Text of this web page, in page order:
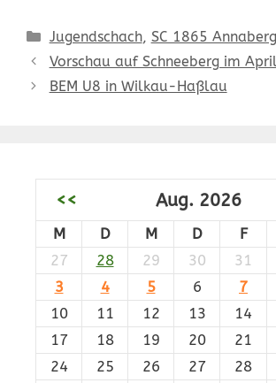
Kategorien
Jugendschach, SC 1865
Vorschau auf Schneeberg im
BEM U8 in Wilkau-Haßlau
<< Aug. 2026
M D M D F
27
28 29 30 31
3
4 5 6 7
10
11 12 13 14
17
18 19 20 21
24
25 26 27 28